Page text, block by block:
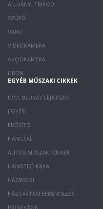
ÁLLVÁNY, TRIPOD
SZŰRŐ
VAKU
VIDEÓKAMERA
AKCIÓKAMERA
DRÓN
EGYÉB MŰSZAKI CIKKEK
DVD, BLURAY LEJÁTSZÓ
EGYÉB
ERŐSÍTŐ
HANGFAL
AUTÓS MŰSZAKI CIKKEK
HANGTECHNIKA
HÁZIMOZI
HÁZTARTÁSI BERENDEZÉS
PROJEKTOR